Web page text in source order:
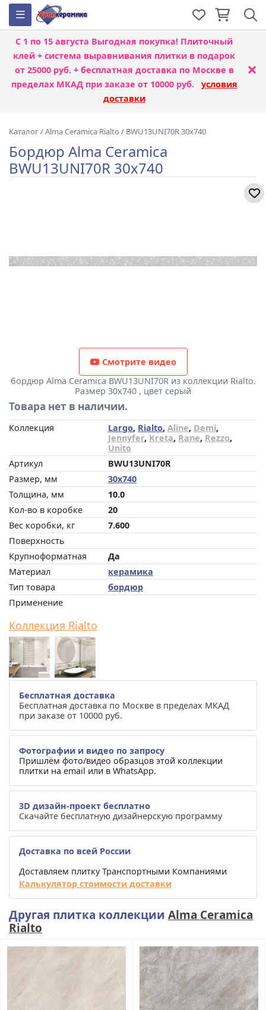
С 1 по 15 августа Выгодная покупка! Плиточный
клей + система выравнивания плитки в подарок
от 25000 руб. + бесплатная доставка по Москве в
пределах МКАД при заказе от 10000 руб. условия
доставки
×
Каталог/Alma Ceramica Rialto / BWU13UNI70R 30x740
Бордюр Alma Ceramica
BWU13UNI70R 30x740
Смотрите видео
бордюр Alma Ceramica BWU13UNI70R из коллекции Rialto.
Размер 30x740 , цвет серый
Товара нет в наличии.
Коллекция Largo, Rialto, Aline, Demi,
Jennyfer, Kreta, Rane, Rezzo,
Unito
Артикул
BWU13UNI70R
Размер, мм
30x740
Толщина, мм
10.0
Кол-во в коробке
20
Вес коробки, кг
7.600
Поверхность
Крупноформатная
Да
Материал
керамика
Тип товара
бордюр
Применение
Коллекция Rialto
Бесплатная доставка
Бесплатная доставка по Москве в пределах МКАД
при заказе от 10000 руб.
Фотографии и видео по запросу
Пришлём фото/видео образцов этой коллекции
плитки на email или в WhatsApp.
3D дизайн-проект бесплатно
Скачайте бесплатную дизайнерскую программу
Доставка по всей России
Доставляем плитку Транспортными Компаниями
Калькулятор стоимости доставки
Другая плитка коллекции Alma Ceramica
Rialto